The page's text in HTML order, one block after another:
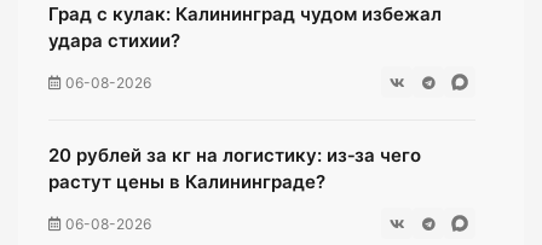
Град с кулак: Калининград чудом избежал
удара стихии?
06-08-2026
20 рублей за кг на логистику: из‑за чего
растут цены в Калининграде?
06-08-2026